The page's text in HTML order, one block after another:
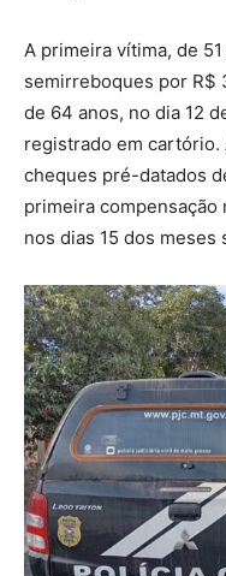
A primeira vítima, de
semirreboques por R$
de 64 anos, no dia 12
registrado em cartório.
cheques pré-datados
primeira compensação
nos dias 15 dos meses